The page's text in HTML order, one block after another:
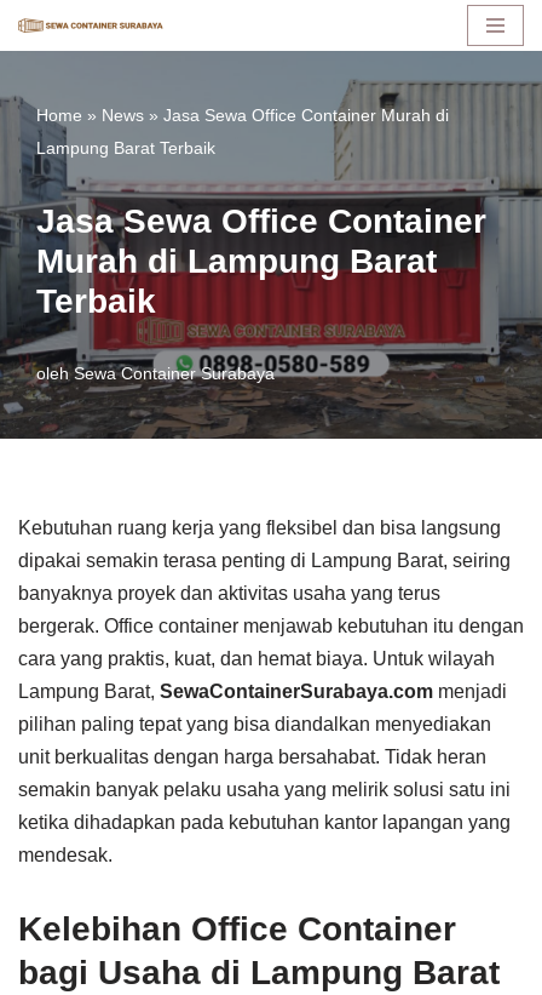
ke
konten
Home » News » Jasa Sewa Office Container Murah di
Lampung Barat Terbaik
Jasa Sewa Office Container
Murah di Lampung Barat
Terbaik
olehSewa Container Surabaya
Kebutuhan ruang kerja yang fleksibel dan bisa langsung
dipakai semakin terasa penting di Lampung Barat, seiring
banyaknya proyek dan aktivitas usaha yang terus
bergerak. Office container menjawab kebutuhan itu dengan
cara yang praktis, kuat, dan hemat biaya. Untuk wilayah
Lampung Barat, SewaContainerSurabaya.com menjadi
pilihan paling tepat yang bisa diandalkan menyediakan
unit berkualitas dengan harga bersahabat. Tidak heran
semakin banyak pelaku usaha yang melirik solusi satu ini
ketika dihadapkan pada kebutuhan kantor lapangan yang
mendesak.
Kelebihan Office Container
bagi Usaha di Lampung Barat